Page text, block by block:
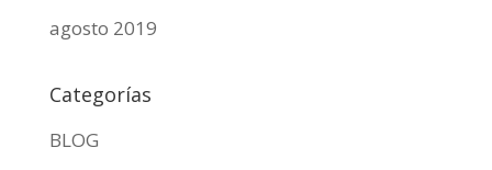
agosto 2019
Categorías
BLOG